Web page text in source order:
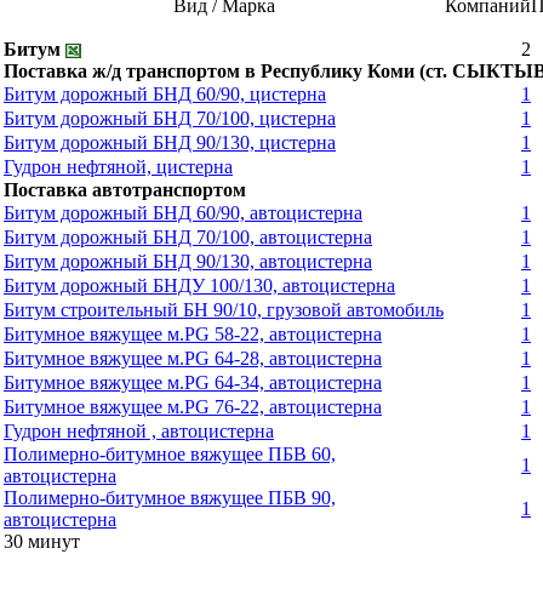
Вид / Марка Компаний
Битум
2
Поставка ж/д транспортом в Республику Коми (ст.
Битум дорожный БНД 60/90, цистерна
1
Битум дорожный БНД 70/100, цистерна
1
Битум дорожный БНД 90/130, цистерна
1
Гудрон нефтяной, цистерна
1
Поставка автотранспортом
Битум дорожный БНД 60/90, автоцистерна
1
Битум дорожный БНД 70/100, автоцистерна
1
Битум дорожный БНД 90/130, автоцистерна
1
Битум дорожный БНДУ 100/130, автоцистерна
1
Битум строительный БН 90/10, грузовой автомобиль
1
Битумное вяжущее м.PG 58-22, автоцистерна
1
Битумное вяжущее м.PG 64-28, автоцистерна
1
Битумное вяжущее м.PG 64-34, автоцистерна
1
Битумное вяжущее м.PG 76-22, автоцистерна
1
Гудрон нефтяной , автоцистерна
1
Полимерно-битумное вяжущее ПБВ 60,
автоцистерна
1
Полимерно-битумное вяжущее ПБВ 90,
автоцистерна
1
30 минут